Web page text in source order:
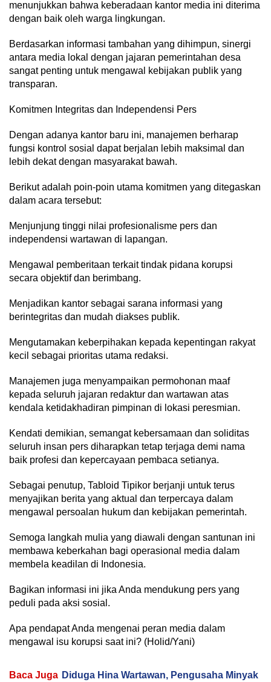
menunjukkan bahwa keberadaan kantor media ini diterima
dengan baik oleh warga lingkungan.
Berdasarkan informasi tambahan yang dihimpun, sinergi
antara media lokal dengan jajaran pemerintahan desa
sangat penting untuk mengawal kebijakan publik yang
transparan.
Komitmen Integritas dan Independensi Pers
Dengan adanya kantor baru ini, manajemen berharap
fungsi kontrol sosial dapat berjalan lebih maksimal dan
lebih dekat dengan masyarakat bawah.
Berikut adalah poin-poin utama komitmen yang ditegaskan
dalam acara tersebut:
Menjunjung tinggi nilai profesionalisme pers dan
independensi wartawan di lapangan.
Mengawal pemberitaan terkait tindak pidana korupsi
secara objektif dan berimbang.
Menjadikan kantor sebagai sarana informasi yang
berintegritas dan mudah diakses publik.
Mengutamakan keberpihakan kepada kepentingan rakyat
kecil sebagai prioritas utama redaksi.
Manajemen juga menyampaikan permohonan maaf
kepada seluruh jajaran redaktur dan wartawan atas
kendala ketidakhadiran pimpinan di lokasi peresmian.
Kendati demikian, semangat kebersamaan dan soliditas
seluruh insan pers diharapkan tetap terjaga demi nama
baik profesi dan kepercayaan pembaca setianya.
Sebagai penutup, Tabloid Tipikor berjanji untuk terus
menyajikan berita yang aktual dan terpercaya dalam
mengawal persoalan hukum dan kebijakan pemerintah.
Semoga langkah mulia yang diawali dengan santunan ini
membawa keberkahan bagi operasional media dalam
membela keadilan di Indonesia.
Bagikan informasi ini jika Anda mendukung pers yang
peduli pada aksi sosial.
Apa pendapat Anda mengenai peran media dalam
mengawal isu korupsi saat ini? (Holid/Yani)
Baca Juga Diduga Hina Wartawan, Pengusaha Minyak